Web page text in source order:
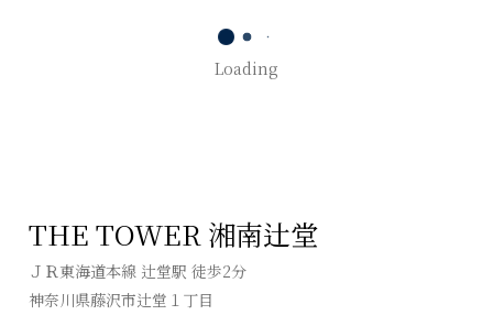
Loading
THE TOWER 湘南辻堂
ＪＲ東海道本線 辻堂駅 徒歩2分
神奈川県藤沢市辻堂１丁目